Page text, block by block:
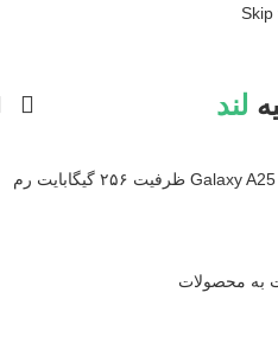
Skip
لند
به محصولات